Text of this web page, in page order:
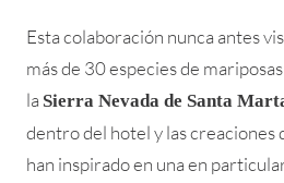
Esta colaboración nunca antes
más de 30 especies de
la Sierra Nevada de Santa
dentro del hotel y las creaciones
han inspirado en una en